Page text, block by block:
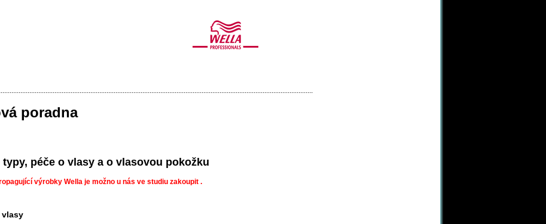
poradna
typy, péče o vlasy a o vlasovou pokožku
výrobky Wella je možno u nás ve studiu zakoupit .
vlasy